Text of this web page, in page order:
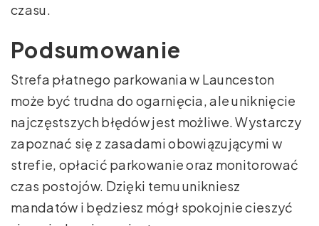
czasu.
Podsumowanie
Strefa płatnego parkowania w Launceston
może być trudna do ogarnięcia, ale uniknięcie
najczęstszych błędów jest możliwe. Wystarczy
zapoznać się z zasadami obowiązującymi w
strefie, opłacić parkowanie oraz monitorować
czas postojów. Dzięki temu unikniesz
mandatów i będziesz mógł spokojnie cieszyć